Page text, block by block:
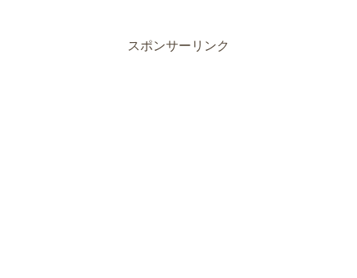
スポンサーリンク